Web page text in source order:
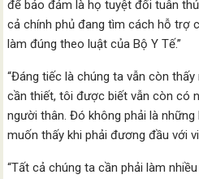
để bảo đảm là họ tuyệt đối tuân
cả chính phủ đang tìm cách hỗ trợ
làm đúng theo luật của Bộ Y Tế.”
“Đáng tiếc là chúng ta vẫn còn
cần thiết, tôi được biết vẫn còn có
người thân. Đó không phải là
muốn thấy khi phải đương đầu với
“Tất cả chúng ta cần phải làm